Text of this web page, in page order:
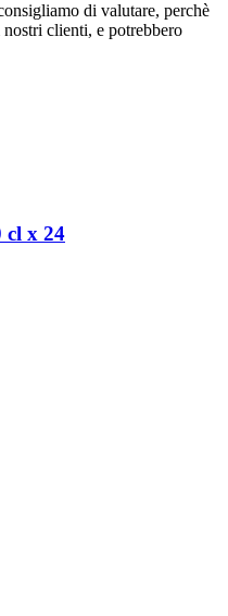
di valutare, perchè
clienti, e potrebbero
cl x 24